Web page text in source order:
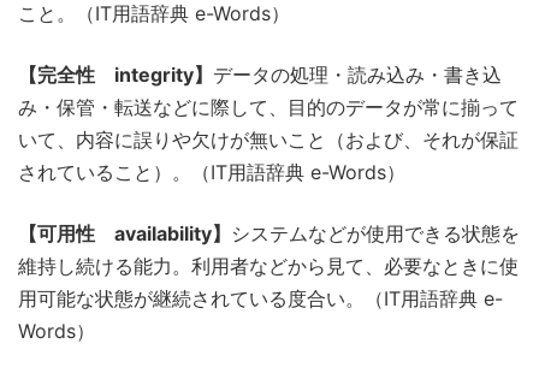
こと。（IT用語辞典 e-Words）
【完全性 integrity】 データの処理・読み込み・書き込
み・保管・転送などに際して、目的のデータが常に揃って
いて、内容に誤りや欠けが無いこと（および、それが保証
されていること）。（IT用語辞典 e-Words）
【可用性 availability】 システムなどが使用できる状態を
維持し続ける能力。利用者などから見て、必要なときに使
用可能な状態が継続されている度合い。（IT用語辞典 e-
Words）